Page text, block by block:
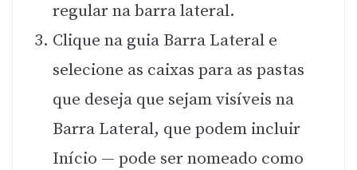
regular na barra lateral.
Clique na guia Barra Lateral e
selecione as caixas para as pastas
que deseja que sejam visíveis na
Barra Lateral, que podem incluir
Início — pode ser nomeado como